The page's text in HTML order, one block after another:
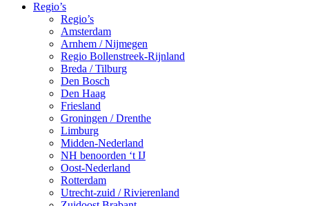
Regio’s
Regio’s
Amsterdam
Arnhem / Nijmegen
Regio Bollenstreek-Rijnland
Breda / Tilburg
Den Bosch
Den Haag
Friesland
Groningen / Drenthe
Limburg
Midden-Nederland
NH benoorden ‘t IJ
Oost-Nederland
Rotterdam
Utrecht-zuid / Rivierenland